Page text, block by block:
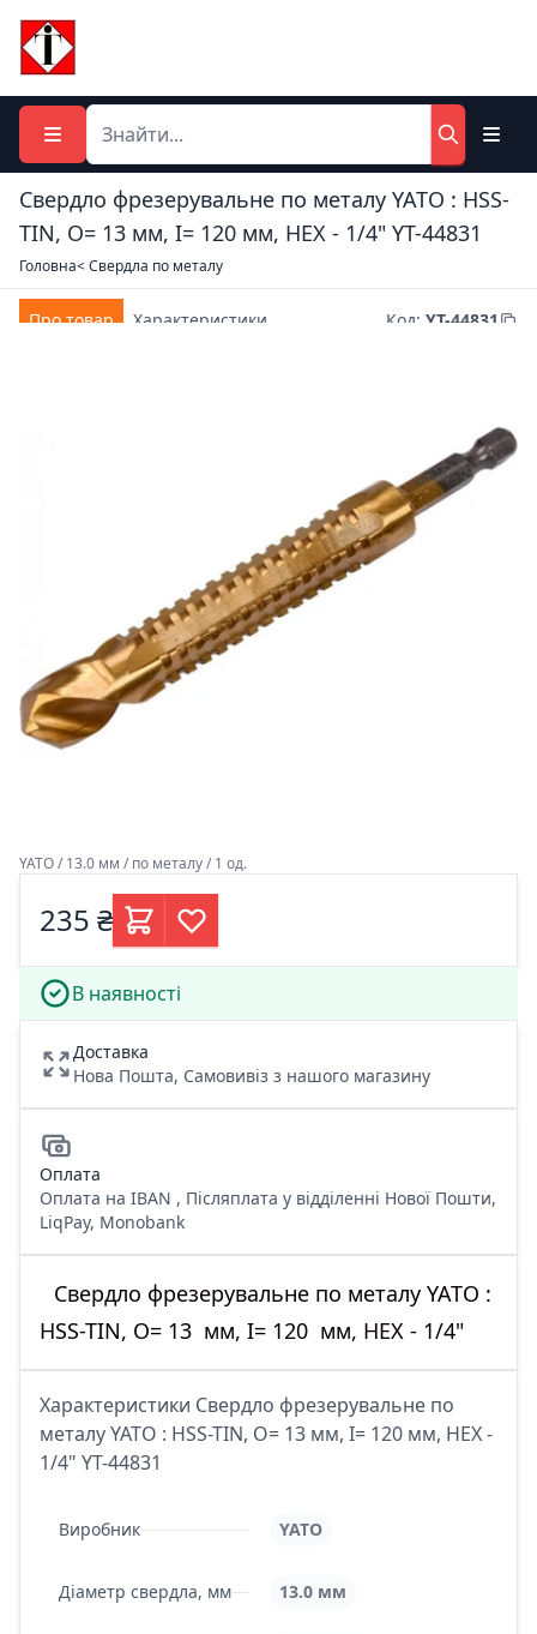
Свердло фрезерувальне по металу YATO : HSS-
TIN, O= 13 мм, І= 120 мм, HEX - 1/4" YT-44831
Головна< Свердла по металу
Про товар Характеристики Код: YT-44831
YATO / 13.0 мм / по металу / 1 од.
235 ₴
В наявності
Доставка
Нова Пошта, Самовивіз з нашого магазину
Оплата
Оплата на IBAN , Післяплата у відділенні Нової Пошти,
LiqPay, Monobank
Свердло фрезерувальне по металу YATO :
HSS-TIN, O= 13 мм, І= 120 мм, HEX - 1/4"
Характеристики Свердло фрезерувальне по
металу YATO : HSS-TIN, O= 13 мм, І= 120 мм, HEX -
1/4" YT-44831
Виробник YATO
Діаметр свердла, мм 13.0 мм